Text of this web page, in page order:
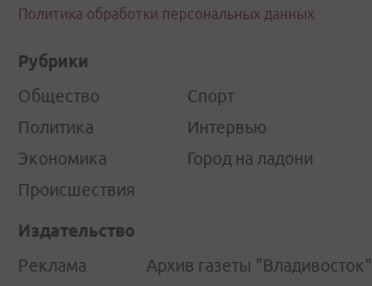
Политика обработки персональных данных
Рубрики
Общество
Политика
Экономика
Происшествия
Спорт
Интервью
Город на ладони
Издательство
Реклама
Архив газеты "Владивосток"